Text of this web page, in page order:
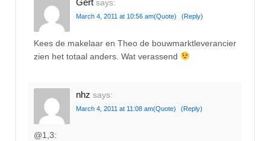
Gert says:
March 4, 2011 at 10:56 am(Quote) (Reply)
Kees de makelaar en Theo de bouwmarktleverancier
zien het totaal anders. Wat verassend
nhz says:
March 4, 2011 at 11:08 am(Quote) (Reply)
@1,3: